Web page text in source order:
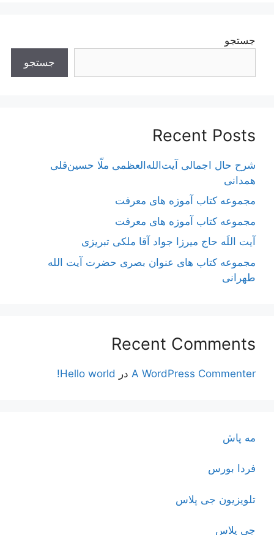
جستجو
جستجو
Recent Posts
شرح حال اجمالی آیت‌الله‌العظمی ملّا حسین‌قلی
همدانی
مجموعه کتاب آموزه های معرفت
مجموعه کتاب آموزه های معرفت
آیت اللَه حاج میرزا جواد آقا ملکی تبریزی
مجموعه کتاب های عنوان بصری حضرت آیت الله
طهرانی
Recent Comments
A WordPress Commenter در Hello world!
مه پاش
فردا بورس
تلویزیون جی پلاس
جی پلاس